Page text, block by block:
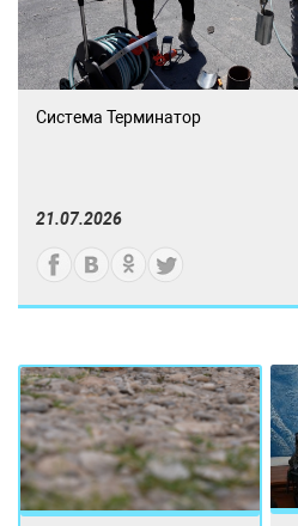
Система Терминатор
21.07.2026